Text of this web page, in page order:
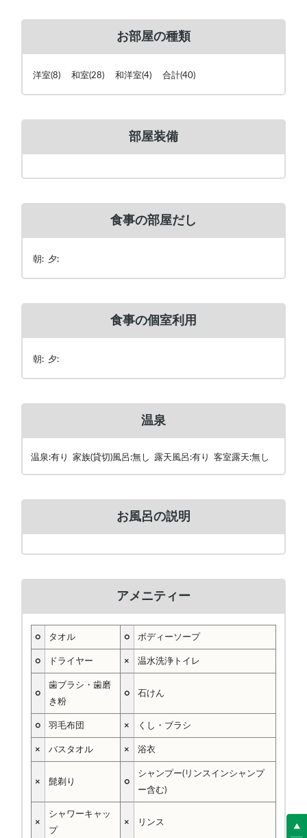
お部屋の種類
洋室(8) 和室(28) 和洋室(4) 合計(40)
部屋装備
食事の部屋だし
朝: 夕:
食事の個室利用
朝: 夕:
温泉
温泉:有り 家族(貸切)風呂:無し 露天風呂:有り 客室露天:無し
お風呂の説明
アメニティー
○ タオル ○ ボディーソープ
○ ドライヤー × 温水洗浄トイレ
○
歯ブラシ・歯磨
き粉
○ 石けん
○ 羽毛布団 × くし・ブラシ
× バスタオル × 浴衣
× 髭剃り ○
シャンプー(リンスインシャンプ
ー含む)
×
シャワーキャッ
プ
× リンス